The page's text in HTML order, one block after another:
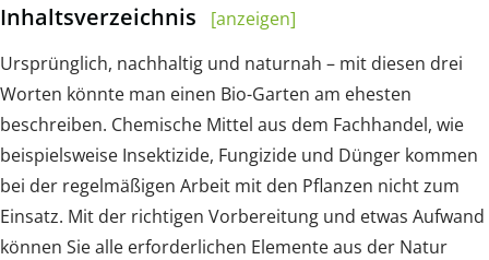
Inhaltsverzeichnis
[anzeigen]
Ursprünglich, nachhaltig und naturnah – mit diesen drei
Worten könnte man einen Bio-Garten am ehesten
beschreiben. Chemische Mittel aus dem Fachhandel, wie
beispielsweise Insektizide, Fungizide und Dünger kommen
bei der regelmäßigen Arbeit mit den Pflanzen nicht zum
Einsatz. Mit der richtigen Vorbereitung und etwas Aufwand
können Sie alle erforderlichen Elemente aus der Natur